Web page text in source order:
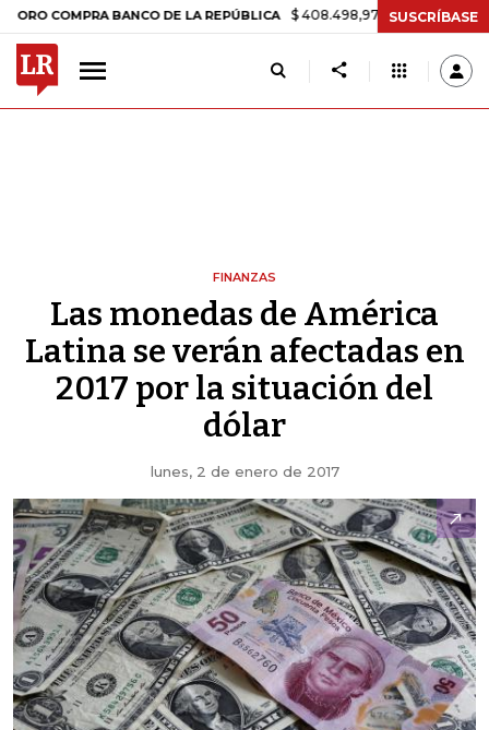
BANCO DE LA REPÚBLICA $ 408.498,97 +$ 8.753,81 +2,19%
SUSCRÍBASE
FINANZAS
Las monedas de América
Latina se verán afectadas en
2017 por la situación del
dólar
lunes, 2 de enero de 2017